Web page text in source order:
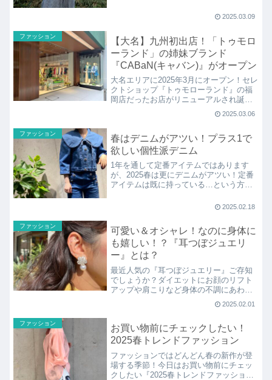
ッシュさもアップしてくれる『白×トレン
2025.03.09
ファッション
【大名】九州初出店！「トゥモロ
ーランド」の姉妹ブランド
『CABaN(キャバン)』がオープン
大名エリアに2025年3月にオープン！セレ
クトショップ『トゥモローランド』の福
岡店だったお店がリニューアルされ誕生
した九州初のお店『CABaN(キャバン)』
に行ってきました！2階建ての店内にはお
なフレグランスやリップなどのコスメも
揃います！
2025.03.06
ファッション
春はデニムがアツい！プラス1で
欲しい個性派デニム
1年を通して定番アイテムではあります
が、2025春は更にデニムがアツい！定番
アイテムは既に持っている…という方に
はとても豊作です♪ 今回はプラス1で欲し
2025.02.18
ファッション
可愛い＆オシャレ！なのに身体に
も嬉しい！？『耳つぼジュエリ
ー』とは？
最近人気の『耳つぼジュエリー』ご存知
でしょうか？ダイエットにお顔のリフト
アップや肩こりなど身体の不調にあわせ
を貼るだけ♪ 見た目はピアスのようにキ
にも嬉しいのが『耳つぼジュエリー』で
す！
2025.02.01
ファッション
お買い物前にチェックしたい！
2025春トレンドファッション
ファッションではどんどん春の新作が登
場する季節！今日はお買い物前にチェッ
クしたい『2025春トレンドファッショ